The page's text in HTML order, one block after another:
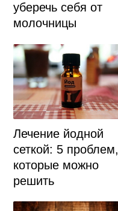
уберечь себя от
молочницы
Лечение йодной
сеткой: 5 проблем,
которые можно
решить